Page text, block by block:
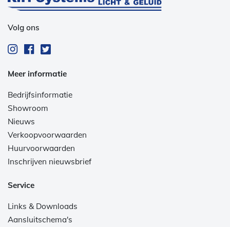
Volg ons
Meer informatie
Bedrijfsinformatie
Showroom
Nieuws
Verkoopvoorwaarden
Huurvoorwaarden
Inschrijven nieuwsbrief
Service
Links & Downloads
Aansluitschema's